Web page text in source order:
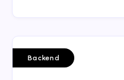
Backend